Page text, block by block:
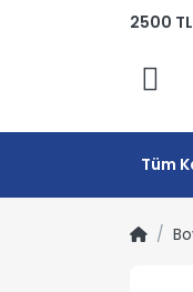
2500
Menü
Tüm